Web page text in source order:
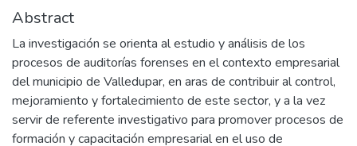
Abstract
La investigación se orienta al estudio y análisis de los
procesos de auditorías forenses en el contexto empresarial
del municipio de Valledupar, en aras de contribuir al control,
mejoramiento y fortalecimiento de este sector, y a la vez
servir de referente investigativo para promover procesos de
formación y capacitación empresarial en el uso de